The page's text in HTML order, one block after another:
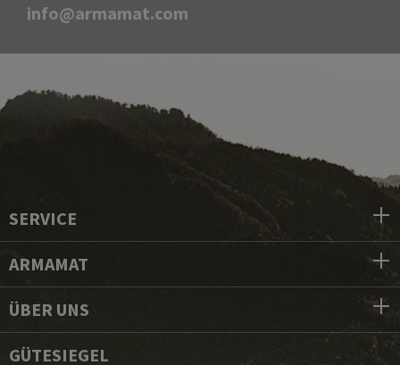
info@armamat.com
SERVICE
ARMAMAT
ÜBER UNS
GÜTESIEGEL